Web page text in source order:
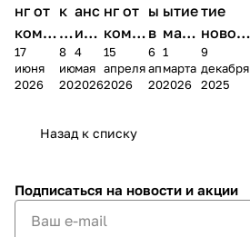
нг от
комп
ании
Мело
17
июня
2026
к
и
д
к
2
8
июня
2026
анс
ия в
Чеб
окс
4
мая
2026
нг от
комп
ании
Мело
15
апреля
2026
ы
в
М
А
6
апреля
2026
ытие
мага
зина
в
1
марта
2026
тие
новог
о
магаз
9
декабря
2025
Назад к списку
Подписаться на новости и акции